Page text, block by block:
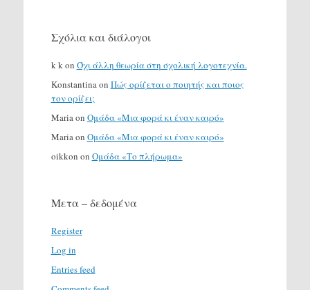
Σχόλια και διάλογοι
k k on Όχι άλλη θεωρία στη σχολική λογοτεχνία.
Konstantina on Πώς ορίζεται ο ποιητής και ποιος
τον ορίζει;
Maria on Ομάδα «Μια φορά κι έναν καιρό»
Maria on Ομάδα «Μια φορά κι έναν καιρό»
oikkon on Ομάδα «Το πλήρωμα»
Μετα – δεδομένα
Register
Log in
Entries feed